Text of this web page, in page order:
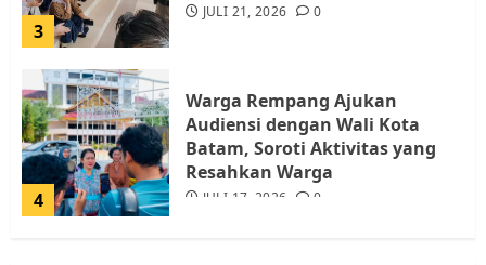
3
JULI 21, 2026 0
4
Warga Rempang Ajukan
Audiensi dengan Wali Kota
Batam, Soroti Aktivitas yang
Resahkan Warga
JULI 17, 2026 0